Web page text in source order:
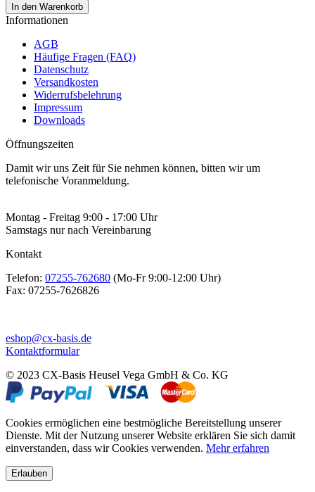
In den Warenkorb
Informationen
AGB
Häufige Fragen (FAQ)
Datenschutz
Versandkosten
Widerrufsbelehrung
Impressum
Downloads
Öffnungszeiten
Damit wir uns Zeit für Sie nehmen können, bitten wir um
telefonische Voranmeldung.
Montag - Freitag 9:00 - 17:00 Uhr
Samstags nur nach Vereinbarung
Kontakt
Telefon: 07255-762680 (Mo-Fr 9:00-12:00 Uhr)
Fax: 07255-7626826
eshop@cx-basis.de
Kontaktformular
© 2023 CX-Basis Heusel Vega GmbH & Co. KG
Cookies ermöglichen eine bestmögliche Bereitstellung unserer
Dienste. Mit der Nutzung unserer Website erklären Sie sich damit
einverstanden, dass wir Cookies verwenden. Mehr erfahren
Erlauben